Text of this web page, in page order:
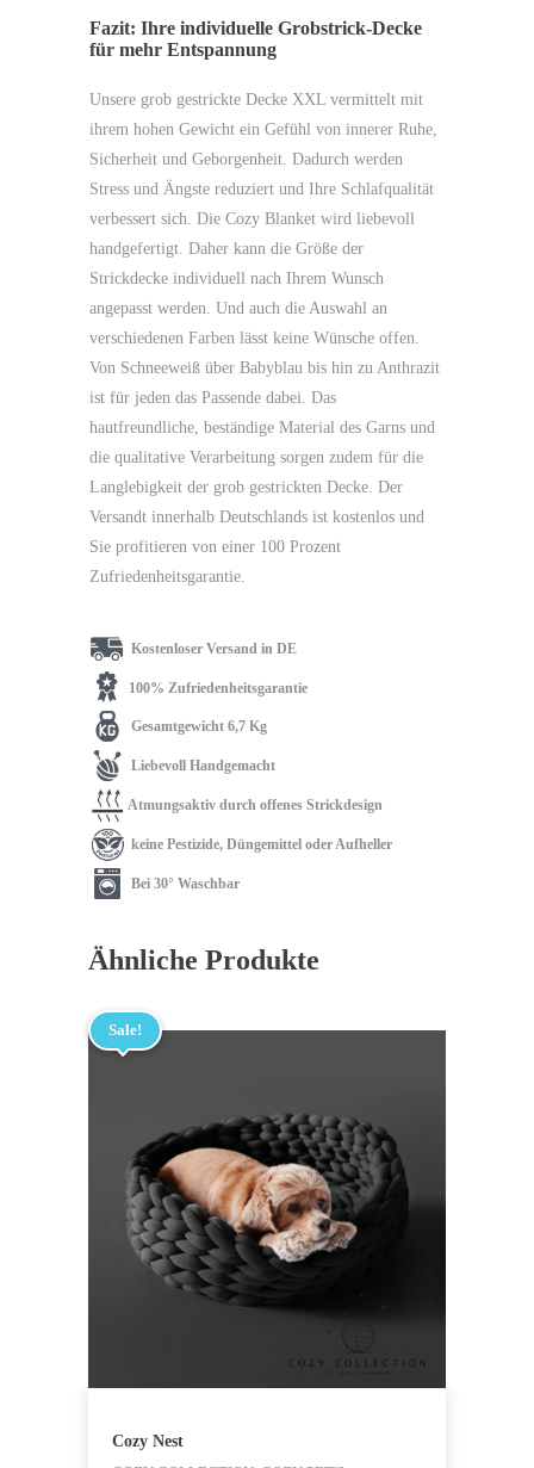
Fazit: Ihre individuelle Grobstrick-Decke
für mehr Entspannung
Unsere grob gestrickte Decke XXL vermittelt mit
ihrem hohen Gewicht ein Gefühl von innerer Ruhe,
Sicherheit und Geborgenheit. Dadurch werden
Stress und Ängste reduziert und Ihre Schlafqualität
verbessert sich. Die Cozy Blanket wird liebevoll
handgefertigt. Daher kann die Größe der
Strickdecke individuell nach Ihrem Wunsch
angepasst werden. Und auch die Auswahl an
verschiedenen Farben lässt keine Wünsche offen.
Von Schneeweiß über Babyblau bis hin zu Anthrazit
ist für jeden das Passende dabei. Das
hautfreundliche, beständige Material des Garns und
die qualitative Verarbeitung sorgen zudem für die
Langlebigkeit der grob gestrickten Decke. Der
Versandt innerhalb Deutschlands ist kostenlos und
Sie profitieren von einer 100 Prozent
Zufriedenheitsgarantie.
Kostenloser Versand in DE
100% Zufriedenheitsgarantie
Gesamtgewicht 6,7 Kg
Liebevoll Handgemacht
Atmungsaktiv durch offenes Strickdesign
keine Pestizide, Düngemittel oder Aufheller
Bei 30° Waschbar
Ähnliche Produkte
Sale!
Cozy Nest